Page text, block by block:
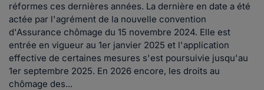
réformes ces dernières années. La dernière en date a été
actée par l'agrément de la nouvelle convention
d'Assurance chômage du 15 novembre 2024. Elle est
entrée en vigueur au 1er janvier 2025 et l'application
effective de certaines mesures s'est poursuivie jusqu'au
1er septembre 2025. En 2026 encore, les droits au
chômage des...